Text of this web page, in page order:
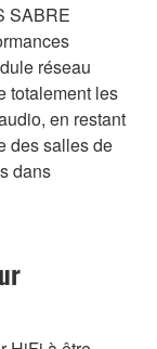
SABRE
réseau
totalement les
en restant
des salles de
dans